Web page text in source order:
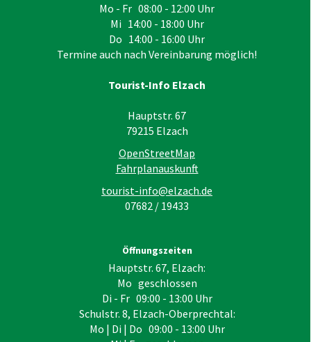
Mo - Fr 08:00 - 12:00 Uhr
Mi 14:00 - 18:00 Uhr
Do 14:00 - 16:00 Uhr
Termine auch nach Vereinbarung möglich!
Tourist-Info Elzach
Hauptstr. 67
79215 Elzach
OpenStreetMap
Fahrplanauskunft
tourist-info@elzach.de
07682 / 19433
Öffnungszeiten
Hauptstr. 67, Elzach:
Mo geschlossen
Di - Fr 09:00 - 13:00 Uhr
Schulstr. 8, Elzach-Oberprechtal:
Mo | Di | Do 09:00 - 13:00 Uhr